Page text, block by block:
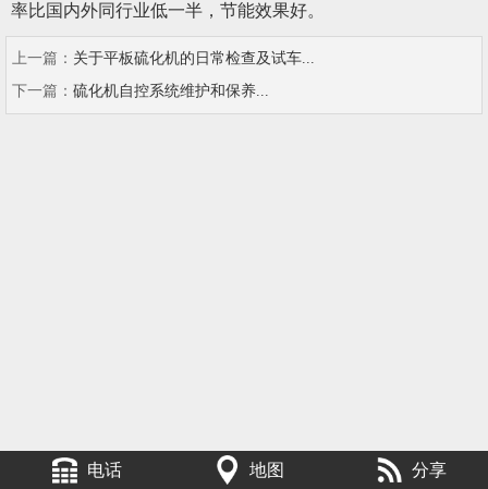
率比国内外同行业低一半，节能效果好。
上一篇： 关于平板硫化机的日常检查及试车...
下一篇： 硫化机自控系统维护和保养...
电话 地图 分享